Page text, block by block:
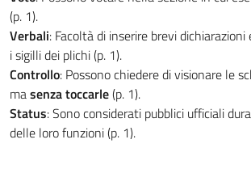
(p. 1).
Verbali: Facoltà di inserire brevi
i sigilli dei plichi (p. 1).
Controllo: Possono chiedere di visionare le
masenza toccarle(p. 1).
Status: Sono considerati pubblici ufficiali
delle loro funzioni (p. 1).